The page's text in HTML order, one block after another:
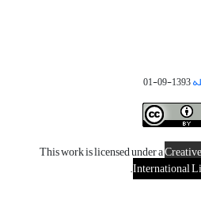
1393-09-01
This work is licensed under aCreative
International
.